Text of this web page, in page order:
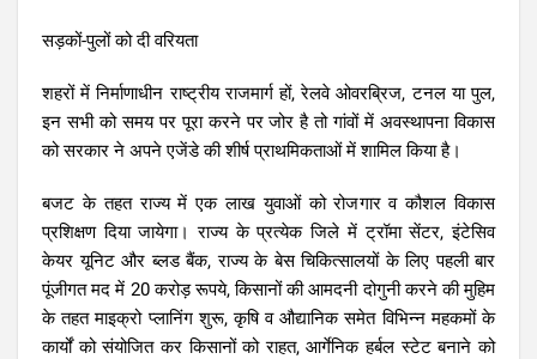
सड़कों-पुलों को दी वरियता
शहरों में निर्माणाधीन राष्ट्रीय राजमार्ग हों, रेलवे ओवरब्रिज, टनल या पुल,
इन सभी को समय पर पूरा करने पर जोर है तो गांवों में अवस्थापना विकास
को सरकार ने अपने एजेंडे की शीर्ष प्राथमिकताओं में शामिल किया है।
बजट के तहत राज्य में एक लाख युवाओं को रोजगार व कौशल विकास
प्रशिक्षण दिया जायेगा। राज्य के प्रत्येक जिले में ट्रॉमा सेंटर, इंटेसिव
केयर यूनिट और ब्लड बैंक, राज्य के बेस चिकित्सालयों के लिए पहली बार
पूंजीगत मद में 20 करोड़ रूपये, किसानों की आमदनी दोगुनी करने की मुहिम
के तहत माइक्रो प्लानिंग शुरू, कृषि व औद्यानिक समेत विभिन्न महकमों के
कार्यों को संयोजित कर किसानों को राहत, आर्गेनिक हर्बल स्टेट बनाने को